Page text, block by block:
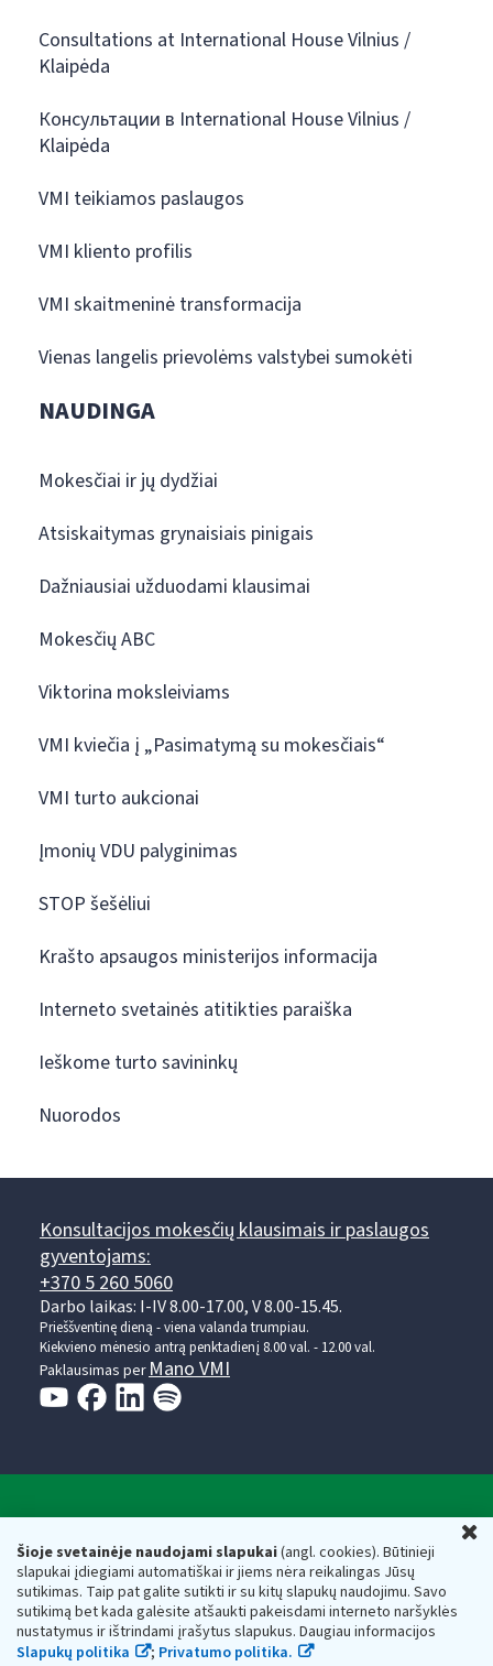
Šioje svetainėje naudojami slapukai(angl. cookies). Būtinieji
slapukai įdiegiami automatiškai ir jiems nėra reikalingas Jūsų
sutikimas. Taip pat galite sutikti ir su kitų slapukų naudojimu. Savo
sutikimą bet kada galėsite atšaukti pakeisdami interneto naršyklės
nustatymus ir ištrindami įrašytus slapukus. Daugiau informacijos
Slapukų politika
; Privatumo politika.
Consultations at International House Vilnius /
Klaipėda
Консультации в International House Vilnius /
Klaipėda
VMI teikiamos paslaugos
VMI kliento profilis
VMI skaitmeninė transformacija
Vienas langelis prievolėms valstybei sumokėti
NAUDINGA
Mokesčiai ir jų dydžiai
Atsiskaitymas grynaisiais pinigais
Dažniausiai užduodami klausimai
Mokesčių ABC
Viktorina moksleiviams
VMI kviečia į „Pasimatymą su mokesčiais“
VMI turto aukcionai
Įmonių VDU palyginimas
STOP šešėliui
Krašto apsaugos ministerijos informacija
Interneto svetainės atitikties paraiška
Ieškome turto savininkų
Nuorodos
Konsultacijos mokesčių klausimais ir paslaugos
gyventojams:
+370 5 260 5060
Darbo laikas: I-IV 8.00-17.00, V 8.00-15.45.
Prieššventinę dieną - viena valanda trumpiau.
Kiekvieno mėnesio antrą penktadienį 8.00 val. - 12.00 val.
Paklausimas per Mano VMI
Respublikos finansų ministerijos
Biudžetinė įstaiga. Juridinio asmens kodas — 188659752,
adresas: Vasario 16-osios g. 14, 01107 Vilnius, Lietuva, el.paštas:
vmi@vmi.lt, E. pristatymo dėžutės adresas 188659752
Duomenys apie Valstybinę mokesčių inspekciją prie Lietuvos
Respublikos finansų ministerijos kaupiami ir saugomi Juridinių